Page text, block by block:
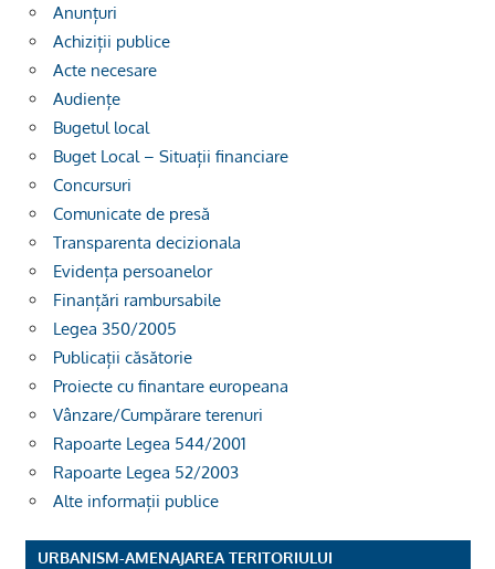
Anunțuri
Achiziții publice
Acte necesare
Audiențe
Bugetul local
Buget Local – Situații financiare
Concursuri
Comunicate de presă
Transparenta decizionala
Evidența persoanelor
Finanțări rambursabile
Legea 350/2005
Publicații căsătorie
Proiecte cu finantare europeana
Vânzare/Cumpărare terenuri
Rapoarte Legea 544/2001
Rapoarte Legea 52/2003
Alte informații publice
URBANISM-AMENAJAREA TERITORIULUI